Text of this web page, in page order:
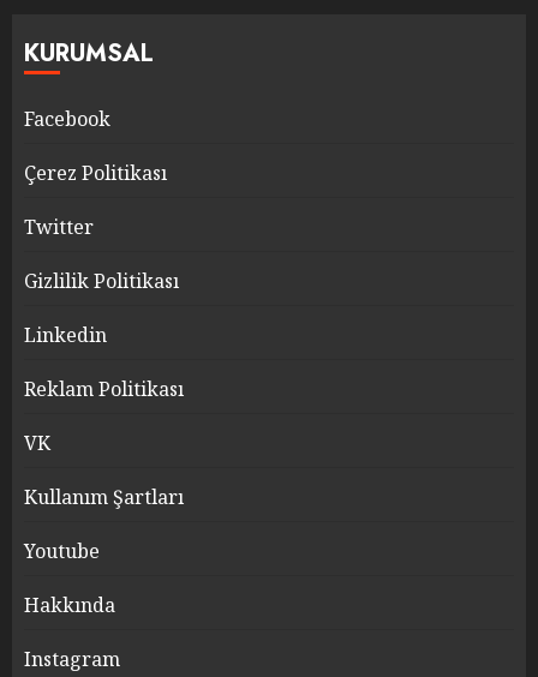
KURUMSAL
Facebook
Çerez Politikası
Twitter
Gizlilik Politikası
Linkedin
Reklam Politikası
VK
Kullanım Şartları
Youtube
Hakkında
Instagram